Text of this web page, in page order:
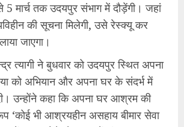
5 मार्च तक उदयपुर संभाग में दौड़ेंगी। जहां
की सूचना मिलेगी, उसे रेस्क्यू कर
जाएगा।
त्यागी ने बुधवार को उदयपुर स्थित अपना
को अभियान और अपना घर के संदर्भ में
उन्होंने कहा कि अपना घर आश्रम की
‘कोई भी आश्रयहीन असहाय बीमार सेवा